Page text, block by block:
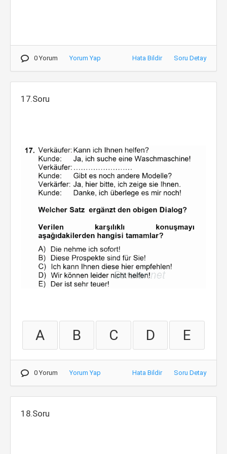
0 Yorum Yorum Yap Hata Bildir Soru Detay
17.Soru
A B C D E
0 Yorum Yorum Yap Hata Bildir Soru Detay
18.Soru